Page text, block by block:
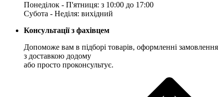
Понеділок - П'ятниця: з 10:00 до 17:00
Субота - Неділя: вихідний
Консультації з фахівцем
Допоможе вам в підборі товарів, оформленні замовлення
з доставкою додому
або просто проконсультує.